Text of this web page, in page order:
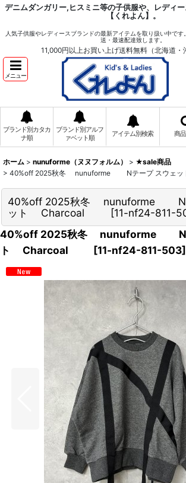
デニムダンガリー,ヒスミニ等の子供服や、レディ
【くれよん】。
人気子供服やレディースブランドの最新アイテムを取り扱い中で
送・最速配達致します。
11,000円以上お買い上げ送料無料（北海道・
メニュー
ブランド別カタカ
ナ順
ブランド別アルフ
ァベット順
アイテム別検索 商
ホーム > nunuforme（ヌヌフォルム） > ★sale商品
> 40%off 2025秋冬 nunuforme Nテープ スウ
40%off 2025秋冬 nunuforme N
ット Charcoal
[11-nf24-811-
40%off 2025秋冬 nunuforme Nテ
ト Charcoal
[11-nf24-811-503]